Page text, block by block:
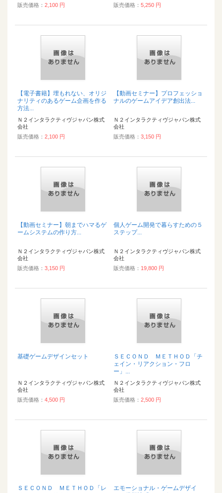
販売価格： 2,100 円 販売価格： 5,250 円
【電子書籍】埋もれない、オリジ
ナリティのあるゲーム企画を作る
方法...
Ｎ２インタラクティヴジャパン株式
会社
販売価格： 2,100 円
【動画セミナー】プロフェッショ
ナルのゲームアイデア創出法...
Ｎ２インタラクティヴジャパン株式
会社
販売価格： 3,150 円
【動画セミナー】朝までハマるゲ
ームシステムの作り方...
Ｎ２インタラクティヴジャパン株式
会社
販売価格： 3,150 円
個人ゲーム開発で暮らすための５
ステップ...
Ｎ２インタラクティヴジャパン株式
会社
販売価格： 19,800 円
基礎ゲームデザインセット
Ｎ２インタラクティヴジャパン株式
会社
販売価格： 4,500 円
ＳＥＣＯＮＤ ＭＥＴＨＯＤ「チ
ェイン・リアクション・フロ
ー」...
Ｎ２インタラクティヴジャパン株式
会社
販売価格： 2,500 円
ＳＥＣＯＮＤ ＭＥＴＨＯＤ「レ
エモーショナル・ゲームデザイ